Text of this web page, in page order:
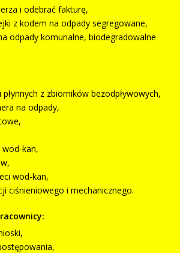
i odebrać fakturę,
z kodem na odpady segregowane,
odpady komunalne, biodegradowalne
z zbiorników bezodpływowych,
na odpady,
wod-kan,
wod-kan,
ciśnieniowego i mechanicznego.